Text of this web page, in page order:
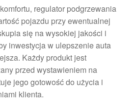
regulator podgrzewania
pojazdu przy ewentualnej
się na wysokiej jakości i
inwestycja w ulepszenie auta
Każdy produkt jest
przed wystawieniem na
jego gotowość do użycia i
klienta.